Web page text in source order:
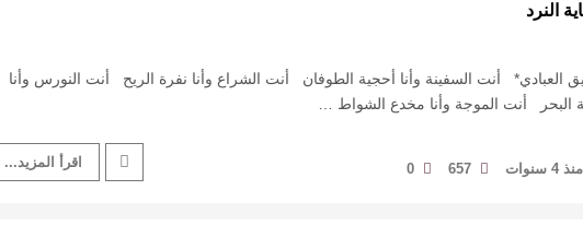
النرد
العبادي* أنت السفينة وأنا أحجية الطوفان أنت الشراع وأنا نفرة الريح أنت النورس وأنا
البحر أنت الموجة وأنا مخدع الشواط …
منذ 4 سنوات 657
0 اقرأ المزيد...